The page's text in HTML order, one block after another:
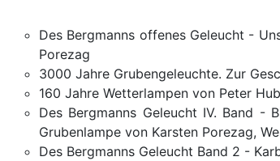
Des Bergmanns offenes Geleucht -
Porezag
3000 Jahre Grubengeleuchte. Zur
160 Jahre Wetterlampen von Peter
Des Bergmanns Geleucht IV. Band -
Grubenlampe von Karsten Porezag,
Des Bergmanns Geleucht Band 2 -